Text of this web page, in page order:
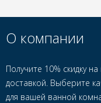
О компании
Получите 10% скидку
доставкой. Выберите
для вашей ванной